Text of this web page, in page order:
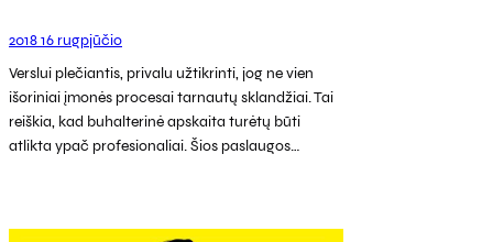
2018 16 rugpjūčio
Verslui plečiantis, privalu užtikrinti, jog ne vien
išoriniai įmonės procesai tarnautų sklandžiai. Tai
reiškia, kad buhalterinė apskaita turėtų būti
atlikta ypač profesionaliai. Šios paslaugos…